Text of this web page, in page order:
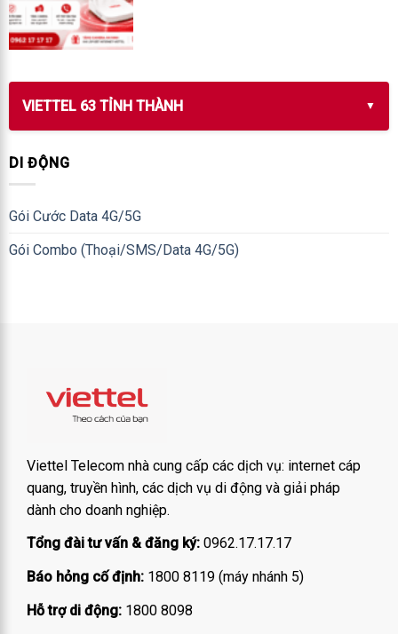
VIETTEL 63 TỈNH THÀNH
DI ĐỘNG
Gói Cước Data 4G/5G
Gói Combo (Thoại/SMS/Data 4G/5G)
Viettel Telecom nhà cung cấp các dịch vụ: internet cáp
quang, truyền hình, các dịch vụ di động và giải pháp
dành cho doanh nghiệp.
Tổng đài tư vấn & đăng ký: 0962.17.17.17
Báo hỏng cố định: 1800 8119 (máy nhánh 5)
Hỗ trợ di động: 1800 8098